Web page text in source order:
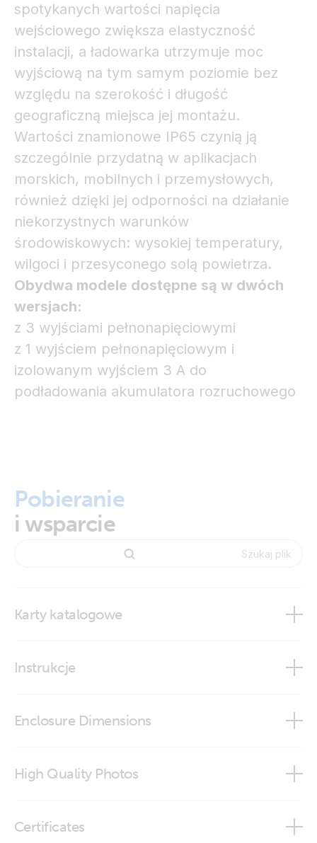
spotykanych wartości napięcia
wejściowego zwiększa elastyczność
instalacji, a ładowarka utrzymuje moc
wyjściową na tym samym poziomie bez
względu na szerokość i długość
geograficzną miejsca jej montażu.
Wartości znamionowe IP65 czynią ją
szczególnie przydatną w aplikacjach
morskich, mobilnych i przemysłowych,
również dzięki jej odporności na działanie
niekorzystnych warunków
środowiskowych: wysokiej temperatury,
wilgoci i przesyconego solą powietrza.
Obydwa modele dostępne są w dwóch
wersjach:
z 3 wyjściami pełnonapięciowymi
z 1 wyjściem pełnonapięciowym i
izolowanym wyjściem 3 A do
podładowania akumulatora rozruchowego
Pobieranie
i wsparcie
Karty katalogowe
Instrukcje
Enclosure Dimensions
High Quality Photos
Certificates